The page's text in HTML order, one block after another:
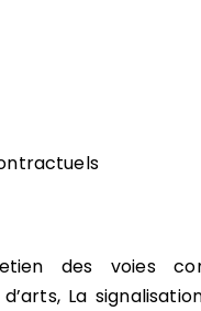
des voies
La